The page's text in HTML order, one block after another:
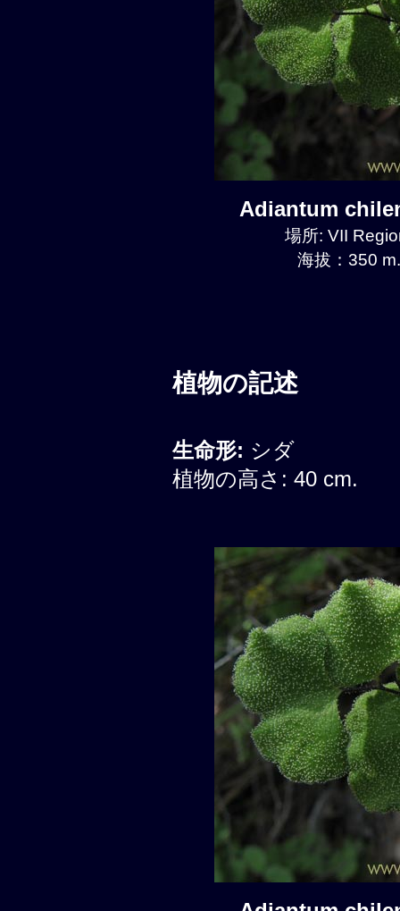
Adiantum
場所: VII
海拔：350
植物の記述
生命形: シダ
植物の高さ: 40 cm.